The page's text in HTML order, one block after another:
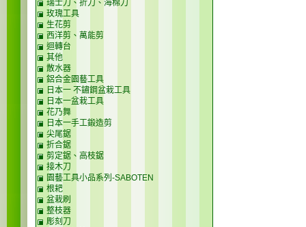
瑞士刀、折刀、海棉刀
玫瑰工具
生花剪
西洋剪、萬能剪
迴轉台
其他
散水器
鋁合金園藝工具
日本一 不鏽鋼盆栽工具
日本一盆栽工具
花乃舞
日本一手工鍛造剪
尖尾鋸
折合鋸
剪定鋸、高枝鋸
接木刀
園藝工具小品系列-SABOTEN
根耙
盆栽刷
整枝器
彫刻刀